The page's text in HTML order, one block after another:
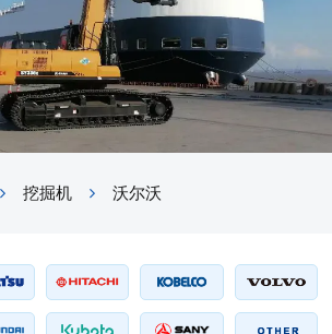
挖掘机 沃尔沃